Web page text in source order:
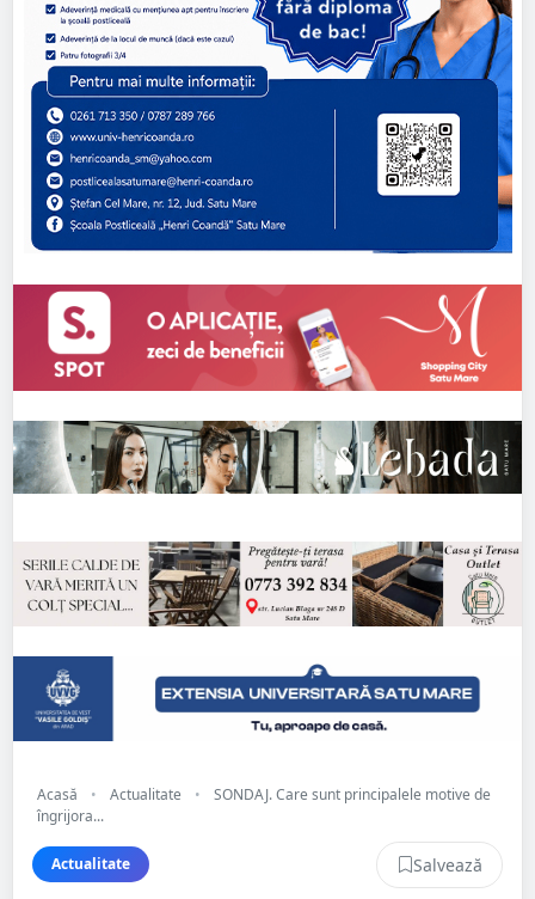
Acasă • Actualitate •
SONDAJ. Care sunt principalele motive de
îngrijora...
Actualitate Salvează